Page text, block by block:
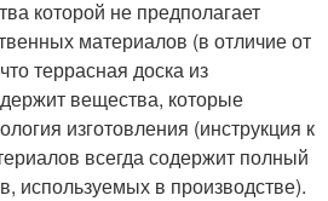
которой не предполагает
материалов (в отличие от
террасная доска из
вещества, которые
изготовления (инструкция к
всегда содержит полный
используемых в производстве).